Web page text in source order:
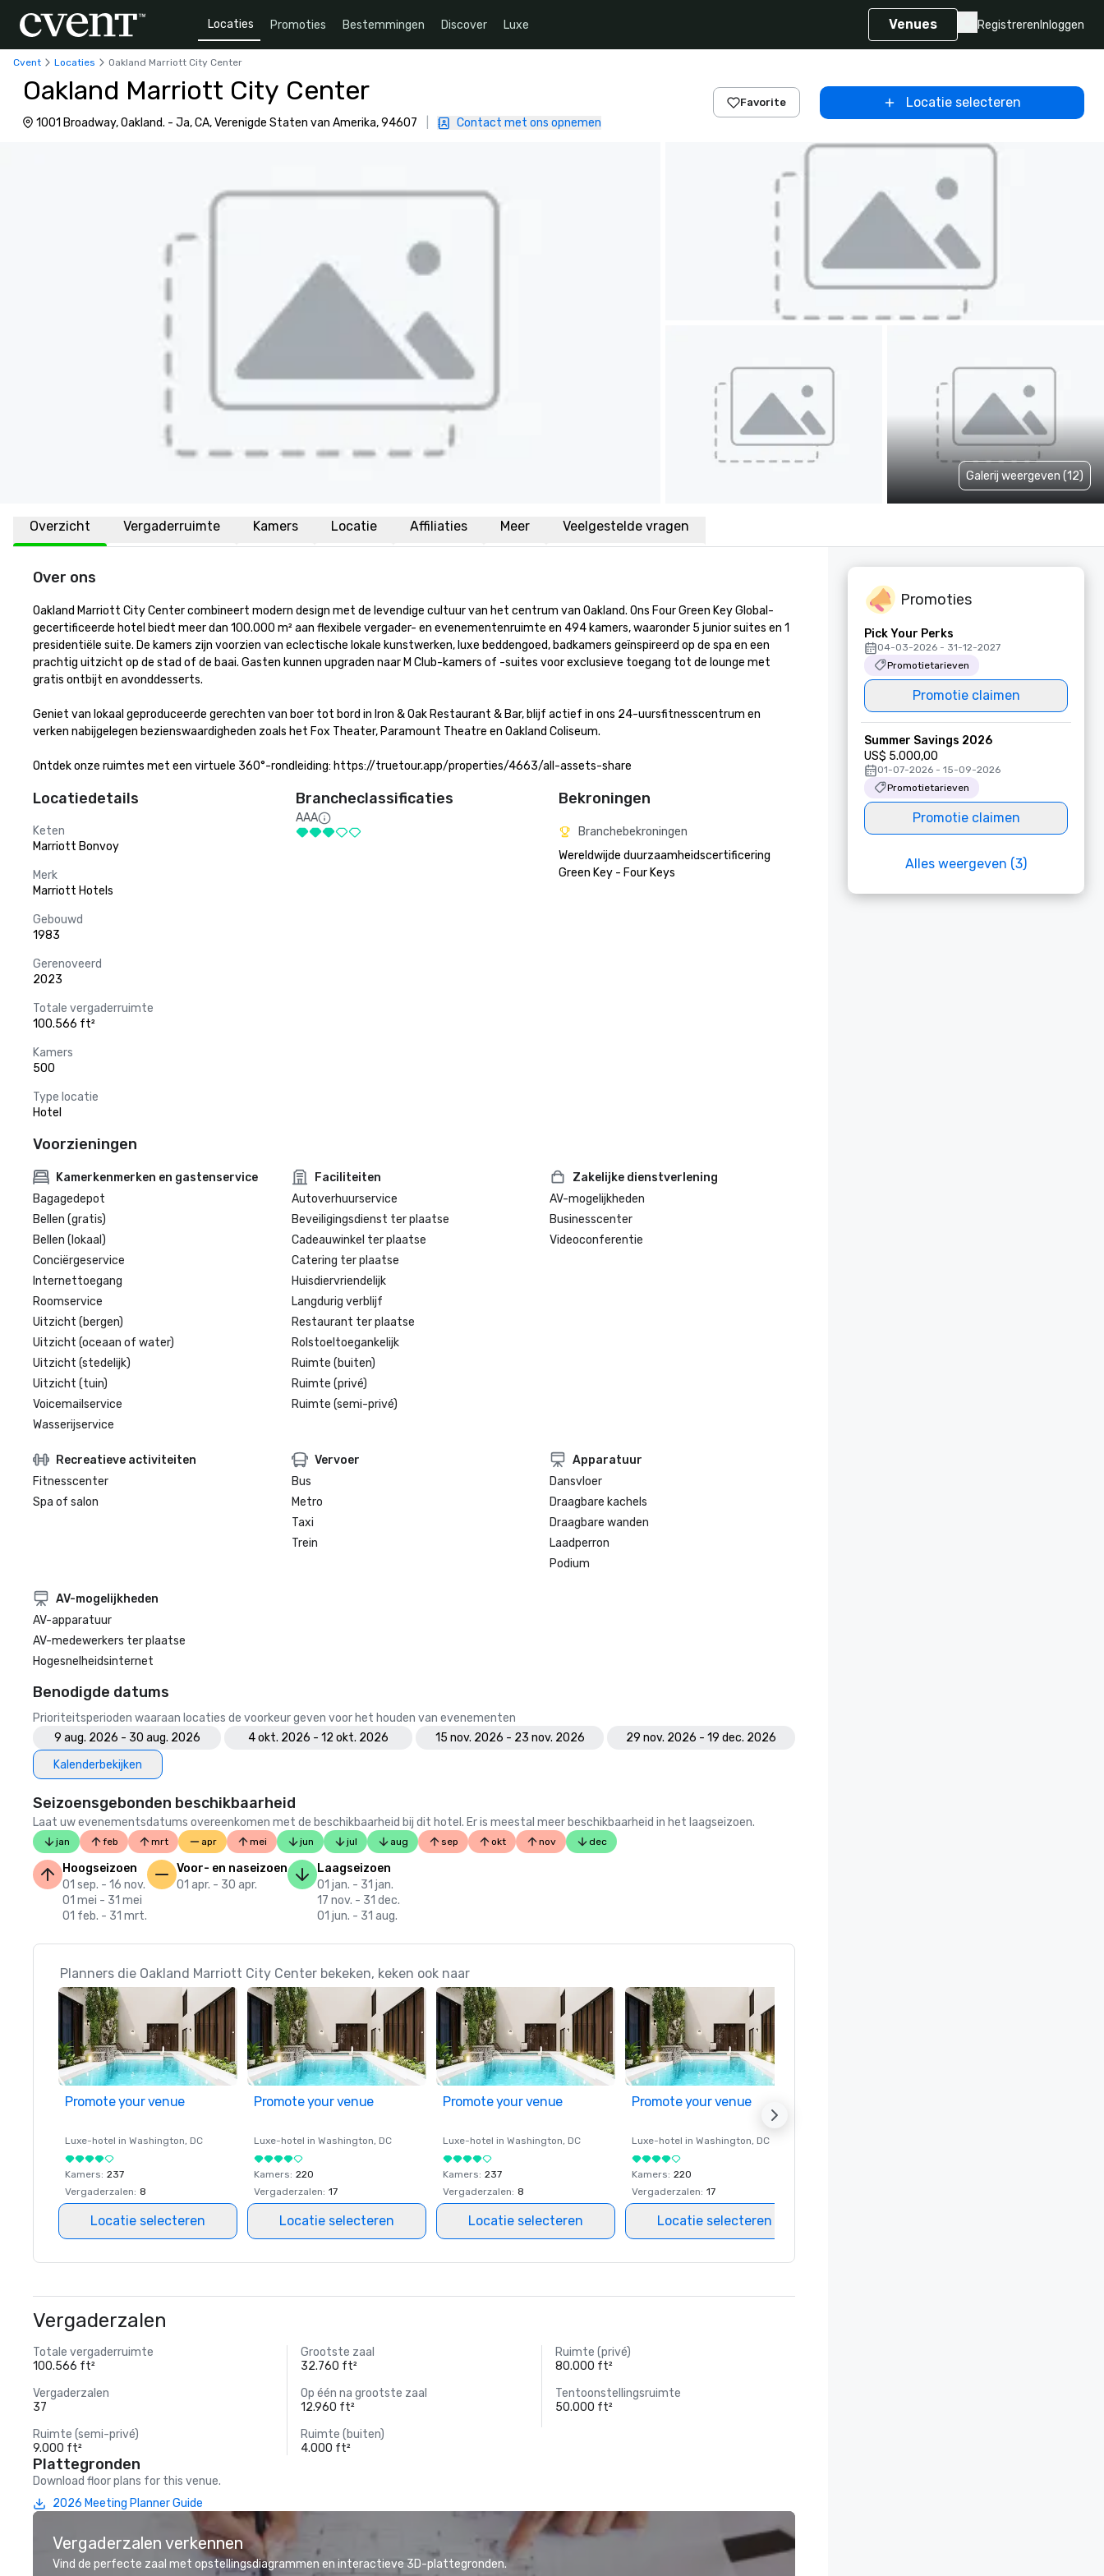
Locaties Promoties Bestemmingen Discover Luxe Venues Registreren Inloggen
Cvent Locaties Oakland Marriott City Center
Oakland Marriott City Center
1001 Broadway, Oakland. - Ja, CA, Verenigde Staten van Amerika, 94607 Contact met ons opnemen
Favorite Locatie selecteren
Galerij weergeven (12)
Overzicht Vergaderruimte Kamers Locatie Affiliaties Meer Veelgestelde vragen
Over ons
Oakland Marriott City Center combineert modern design met de levendige cultuur van het centrum van Oakland. Ons Four Green Key Global-
gecertificeerde hotel biedt meer dan 100.000 m² aan flexibele vergader- en evenementenruimte en 494 kamers, waaronder 5 junior suites en 1
presidentiële suite. De kamers zijn voorzien van eclectische lokale kunstwerken, luxe beddengoed, badkamers geïnspireerd op de spa en een
prachtig uitzicht op de stad of de baai. Gasten kunnen upgraden naar M Club-kamers of -suites voor exclusieve toegang tot de lounge met
gratis ontbijt en avonddesserts.
Geniet van lokaal geproduceerde gerechten van boer tot bord in Iron & Oak Restaurant & Bar, blijf actief in ons 24-uursfitnesscentrum en
verken nabijgelegen bezienswaardigheden zoals het Fox Theater, Paramount Theatre en Oakland Coliseum.
Ontdek onze ruimtes met een virtuele 360°-rondleiding: https://truetour.app/properties/4663/all-assets-share
Locatiedetails
Keten
Marriott Bonvoy
Merk
Marriott Hotels
Gebouwd
1983
Gerenoveerd
2023
Totale vergaderruimte
100.566 ft²
Kamers
500
Type locatie
Hotel
Brancheclassificaties
AAA
Bekroningen
Branchebekroningen
Wereldwijde duurzaamheidscertificering
Green Key - Four Keys
Voorzieningen
Kamerkenmerken en gastenservice
Bagagedepot
Bellen (gratis)
Bellen (lokaal)
Conciërgeservice
Internettoegang
Roomservice
Uitzicht (bergen)
Uitzicht (oceaan of water)
Uitzicht (stedelijk)
Uitzicht (tuin)
Voicemailservice
Wasserijservice
Faciliteiten
Autoverhuurservice
Beveiligingsdienst ter plaatse
Cadeauwinkel ter plaatse
Catering ter plaatse
Huisdiervriendelijk
Langdurig verblijf
Restaurant ter plaatse
Rolstoeltoegankelijk
Ruimte (buiten)
Ruimte (privé)
Ruimte (semi-privé)
Zakelijke dienstverlening
AV-mogelijkheden
Businesscenter
Videoconferentie
Recreatieve activiteiten
Fitnesscenter
Spa of salon
Vervoer
Bus
Metro
Taxi
Trein
Apparatuur
Dansvloer
Draagbare kachels
Draagbare wanden
Laadperron
Podium
AV-mogelijkheden
AV-apparatuur
AV-medewerkers ter plaatse
Hogesnelheidsinternet
Benodigde datums
Prioriteitsperioden waaraan locaties de voorkeur geven voor het houden van evenementen
9 aug. 2026 - 30 aug. 2026
4 okt. 2026 - 12 okt. 2026 15 nov. 2026 - 23 nov. 2026
29 nov. 2026 - 19 dec. 2026
Kalenderbekijken
Seizoensgebonden beschikbaarheid
Laat uw evenementsdatums overeenkomen met de beschikbaarheid bij dit hotel. Er is meestal meer beschikbaarheid in het laagseizoen.
jan feb mrt apr mei jun jul aug sep okt nov dec
Hoogseizoen
01 sep. - 16 nov.
01 mei - 31 mei
01 feb. - 31 mrt.
Voor- en naseizoen
01 apr. - 30 apr.
Laagseizoen
01 jan. - 31 jan.
17 nov. - 31 dec.
01 jun. - 31 aug.
Planners die Oakland Marriott City Center bekeken, keken ook naar
Promote your venue
Luxe-hotel in Washington, DC
Kamers: 237
Vergaderzalen: 8
Locatie selecteren
Promote your venue
Luxe-hotel in Washington, DC
Kamers: 220
Vergaderzalen: 17
Locatie selecteren
Promote your venue
Luxe-hotel in Washington, DC
Kamers: 237
Vergaderzalen: 8
Locatie selecteren
Promote your venue
Luxe-hotel in Washington, DC
Kamers: 220
Vergaderzalen: 17
Locatie selecteren
Vergaderzalen
Totale vergaderruimte
100.566 ft²
Grootste zaal
32.760 ft²
Ruimte (privé)
80.000 ft²
Vergaderzalen
37
Op één na grootste zaal
12.960 ft²
Tentoonstellingsruimte
50.000 ft²
Ruimte (semi-privé)
9.000 ft²
Ruimte (buiten)
4.000 ft²
Plattegronden
Download floor plans for this venue.
2026 Meeting Planner Guide
Vergaderzalen verkennen
Vind de perfecte zaal met opstellingsdiagrammen en interactieve 3D-plattegronden.
Promoties
Pick Your Perks
04-03-2026 - 31-12-2027
Promotietarieven
Promotie claimen
Summer Savings 2026
US$ 5.000,00
01-07-2026 - 15-09-2026
Promotietarieven
Promotie claimen
Alles weergeven (3)